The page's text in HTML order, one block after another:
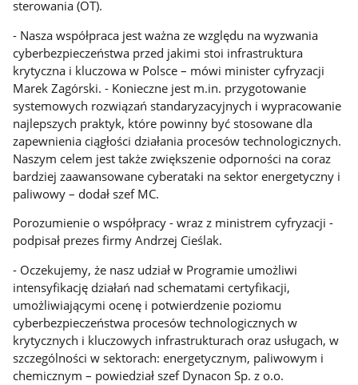
sterowania (OT).
- Nasza współpraca jest ważna ze względu na wyzwania
cyberbezpieczeństwa przed jakimi stoi infrastruktura
krytyczna i kluczowa w Polsce – mówi minister cyfryzacji
Marek Zagórski. - Konieczne jest m.in. przygotowanie
systemowych rozwiązań standaryzacyjnych i wypracowanie
najlepszych praktyk, które powinny być stosowane dla
zapewnienia ciągłości działania procesów technologicznych.
Naszym celem jest także zwiększenie odporności na coraz
bardziej zaawansowane cyberataki na sektor energetyczny i
paliwowy – dodał szef MC.
Porozumienie o współpracy - wraz z ministrem cyfryzacji -
podpisał prezes firmy Andrzej Cieślak.
- Oczekujemy, że nasz udział w Programie umożliwi
intensyfikację działań nad schematami certyfikacji,
umożliwiającymi ocenę i potwierdzenie poziomu
cyberbezpieczeństwa procesów technologicznych w
krytycznych i kluczowych infrastrukturach oraz usługach, w
szczególności w sektorach: energetycznym, paliwowym i
chemicznym – powiedział szef Dynacon Sp. z o.o.